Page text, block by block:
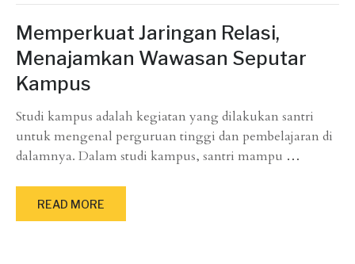
Memperkuat Jaringan Relasi,
Menajamkan Wawasan Seputar
Kampus
Studi kampus adalah kegiatan yang dilakukan santri
untuk mengenal perguruan tinggi dan pembelajaran di
dalamnya. Dalam studi kampus, santri mampu …
READ MORE